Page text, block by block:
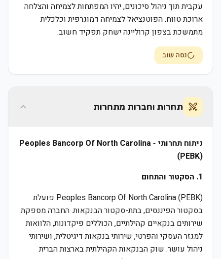
עקבית תוך ניהול סיכונים, יהיו המפתחות לצמיחה והצלחה
ארוכת טווח. הפוטנציאל לצמיחה דמוגרפית וכלכלית
מתמשכת בצפון קרוליינה ישחק תפקיד חשוב.
נסה שוב
תחרות וחברות מתחרות
ניתוח תחרותי - Peoples Bancorp Of North Carolina
(PEBK)
1. הסקטור והתחום
Peoples Bancorp Of North Carolina (PEBK) פועלת
בסקטור הפיננסים, בתת-סקטור הבנקאות. החברה מספקת
שירותים בנקאיים קהילתיים, הכוללים פיקדונות, הלוואות
למגזר העסקי והפרטי, שירותי בנקאות דיגיטלית, ושירותי
ניהול עושר. שוק הבנקאות הקהילתית בארצות הברית